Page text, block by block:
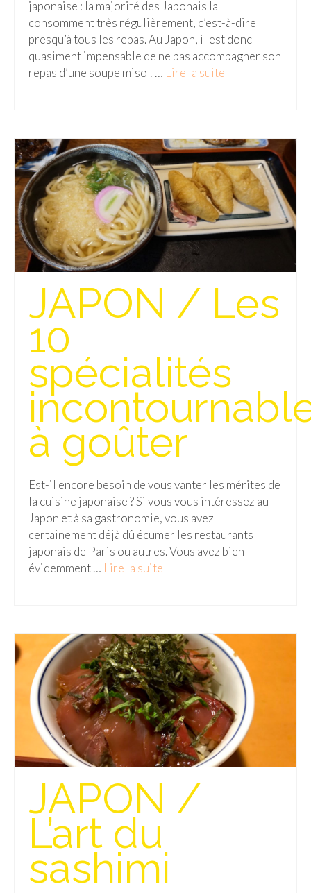
– Sucre
CHILI
– Guilin
– Xi’an
CORÉE DU SUD
– Séoul
DANEMARK
– Copenhague
FRANCE
– Nice
– Paris
– La Réunion
– Osaka
PÉROU
PORTUGAL
USA
– Los Angeles
– Hué & Hoi An
– Quy Nhon
BONNES ADRESSES
BERLIN
Restos asiatiques
Marchés
CHIANG MAI
Cafés
HANOI
japonaise : la majorité des Japonais la
consomment très régulièrement, c’est-à-dire
presqu’à tous les repas. Au Japon, il est donc
quasiment impensable de ne pas accompagner son
repas d’une soupe miso ! … Lire la suite­­
JAPON / Les
10
spécialités
à goûter
Est-il encore besoin de vous vanter les mérites de
la cuisine japonaise ? Si vous vous intéressez au
Japon et à sa gastronomie, vous avez
certainement déjà dû écumer les restaurants
japonais de Paris ou autres. Vous avez bien
évidemment … Lire la suite­­
JAPON /
L’art du
sashimi